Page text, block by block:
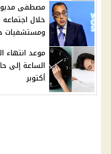
خلال
ومستشفيات جديده
أكتوبر